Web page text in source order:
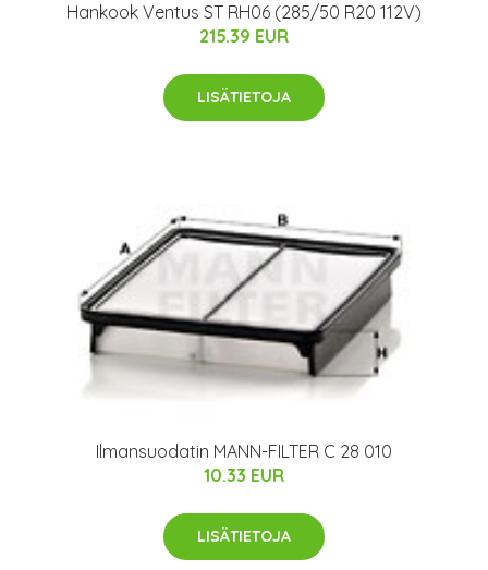
Hankook Ventus ST RH06 (285/50 R20 112V)
215.39 EUR
LISÄTIETOJA
Ilmansuodatin MANN-FILTER C 28 010
10.33 EUR
LISÄTIETOJA